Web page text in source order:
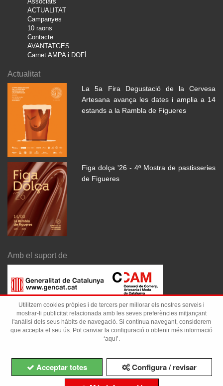
ACTUALITAT
Campanyes
10 raons
Contacte
AVANTATGES
Carnet AMPA i DOFÍ
Actualitat
La 5a Fira Degustació de la Cervesa
Artesana avança les dates i amplia a 14
estands a la Rambla de Figueres
Figa dolça '26 - 4º Mostra de pastisseries
de Figueres
Amb el suport de
Utilitzem cookies pròpies i de tercers per millorar els nostres serveis i
mostrar-li publicitat relacionada amb les seves preferències mitjançant
l'anàlisi dels seus hàbits de navegació. Si contínua navegant, considerem
que accepta el seu ús. Pot canviar la configuració o obtenir més informació
‘aquí’.
Acceptar totes
Configura / revisar